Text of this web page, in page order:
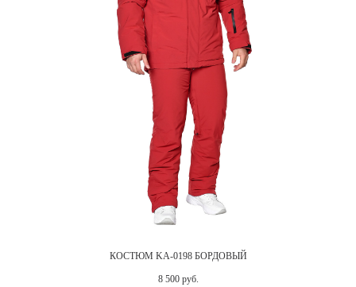
КОСТЮМ KA-0198 БОРДОВЫЙ
8 500 руб.